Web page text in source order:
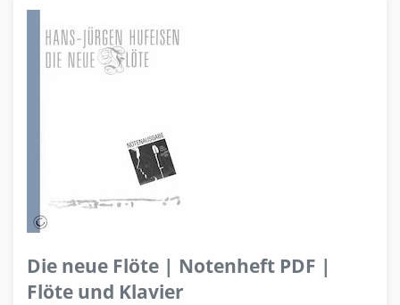
Die neue Flöte | Notenheft PDF |
Flöte und Klavier